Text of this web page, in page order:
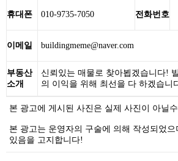
휴대폰 010-9735-7050 전화번호
이메일 buildingmeme@naver.com
부동산
소개
신뢰있는 매물로 찾아뵙겠습니다!
의 이익을 위해 최선을 다 하겠습니
본 광고에 게시된 사진은 실제 사진이 아닐
본 광고는 운영자의 구술에 의해 작성되었
있음을 고지합니다!